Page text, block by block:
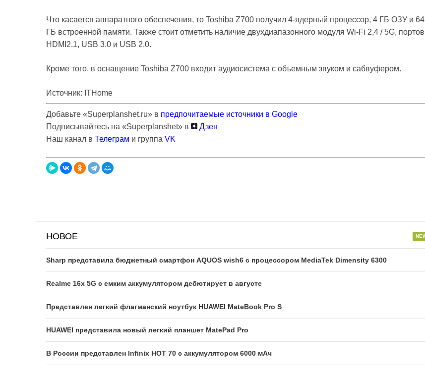
Что касается аппаратного обеспечения, то Toshiba Z700 получил 4-ядерный процессор, 4 ГБ ОЗУ и 64
ГБ встроенной памяти. Также стоит отметить наличие двухдиапазонного модуля Wi-Fi 2,4 / 5G, портов
HDMI2.1, USB 3.0 и USB 2.0.
Кроме того, в оснащение Toshiba Z700 входит аудиосистема с объемным звуком и сабвуфером.
Источник: ITHome
Добавьте «Superplanshet.ru» в предпочитаемые источники в Google
Подписывайтесь на «Superplanshet» в
Дзен
Наш канал в Телеграм и группа VK
НОВОЕ
Sharp представила бюджетный смартфон AQUOS wish6 с процессором MediaTek Dimensity 6300
Realme 16x 5G с емким аккумулятором дебютирует в августе
Представлен легкий флагманский ноутбук HUAWEI MateBook Pro S
HUAWEI представила новый легкий планшет MatePad Pro
В России представлен Infinix HOT 70 с аккумулятором 6000 мАч